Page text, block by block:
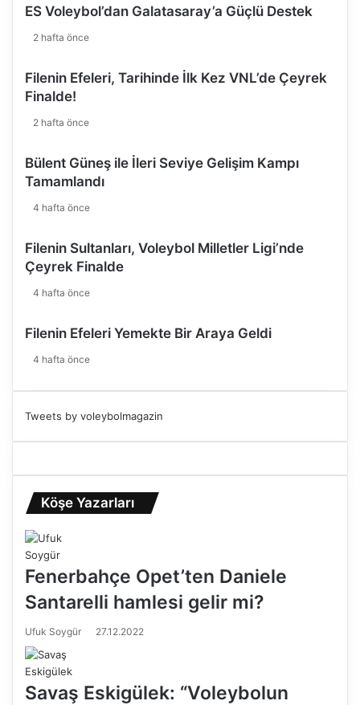
ES Voleybol’dan Galatasaray’a Güçlü Destek
2 hafta önce
Filenin Efeleri, Tarihinde İlk Kez VNL’de Çeyrek
Finalde!
2 hafta önce
Bülent Güneş ile İleri Seviye Gelişim Kampı
Tamamlandı
4 hafta önce
Filenin Sultanları, Voleybol Milletler Ligi’nde
Çeyrek Finalde
4 hafta önce
Filenin Efeleri Yemekte Bir Araya Geldi
4 hafta önce
Tweets by voleybolmagazin
Köşe Yazarları
Fenerbahçe Opet’ten Daniele
Santarelli hamlesi gelir mi?
Ufuk Soygür 27.12.2022
Savaş Eskigülek: “Voleybolun